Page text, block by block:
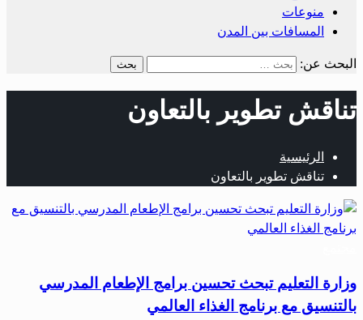
منوعات
المسافات بين المدن
البحث عن:
تناقش تطوير بالتعاون
الرئيسية
تناقش تطوير بالتعاون
وزارة التعليم تبحث تحسين برامج الإطعام المدرسي
بالتنسيق مع برنامج الغذاء العالمي